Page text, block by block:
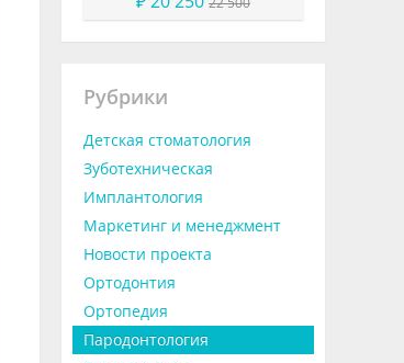
Рубрики
Детская стоматология
Зуботехническая
Имплантология
Маркетинг и менеджмент
Новости проекта
Ортодонтия
Ортопедия
Пародонтология